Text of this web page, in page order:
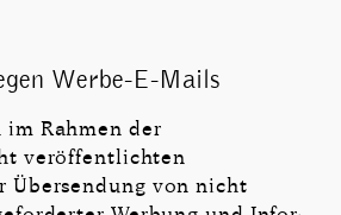
Werbe-E-Mails
Rahmen der
veröffentlichten
Übersendung von nicht